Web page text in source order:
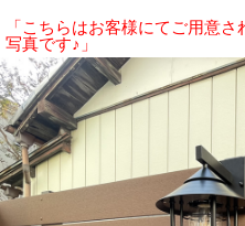
「こちらはお客様にてご用意
写真です♪」